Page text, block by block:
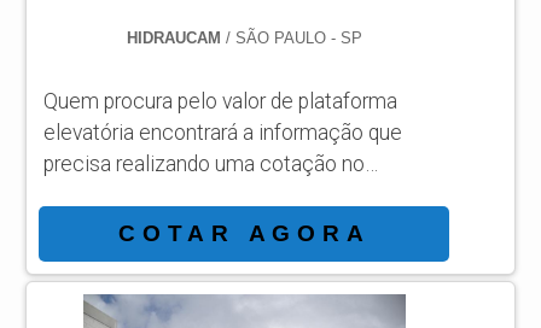
HIDRAUCAM / SÃO PAULO - SP
Quem procura pelo valor de plataforma
elevatória encontrará a informação que
precisa realizando uma cotação no
negociações B2B da América
Latina. Quando o assunto é valor de
plataforma elevatória, os clientes
encontram na Hidraucam mais do que um
COTAR AGORA